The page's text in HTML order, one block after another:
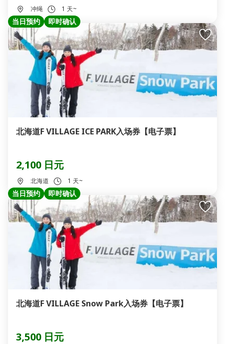
冲绳 1 天~
当日预约 即时确认
北海道F VILLAGE ICE PARK入场券【电子票】
2,100 日元
北海道 1 天~
当日预约 即时确认
北海道F VILLAGE Snow Park入场券【电子票】
3,500 日元